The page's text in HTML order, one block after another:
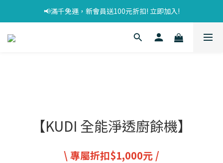
📢滿千免運，新會員送100元折扣! 立即加入!
【KUDI 全能淨透廚餘機】
\ 專屬折扣$1,000元 /